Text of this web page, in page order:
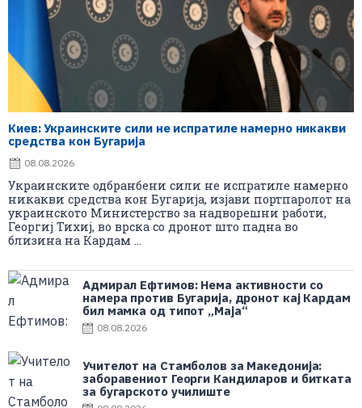
Киев: Украинските сили не испратиле намерно никакви
средства кон Бугарија
08.08.2026
Украинските одбранбени сили не испратиле намерно
никакви средства кон Бугарија, изјави портпаролот на
украинското Министерство за надворешни работи,
Георгиј Тихиј, во врска со дронот што падна во
близина на Кардам ...
Адмирал Ефтимов: Нема активности со
намера против Бугарија, дронот кај Кардам
бил мамка од типот „Маја“
08.08.2026
Учителот на Стамболов за Македонија:
заборавениот Георги Кандиларов и битката
за бугарското училиште